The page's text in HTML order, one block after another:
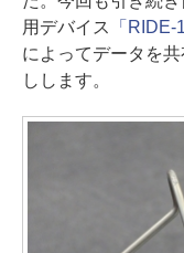
用デバイス
「RIDE-1
によってデータを
しします。